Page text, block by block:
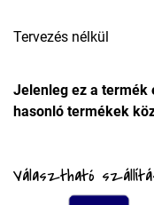
Tervezés nélkül
Jelenleg ez a termék
hasonló termékek
Választható